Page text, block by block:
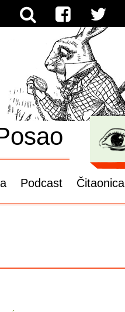
Podcast Čitaonica